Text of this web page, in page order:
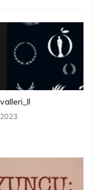
2023